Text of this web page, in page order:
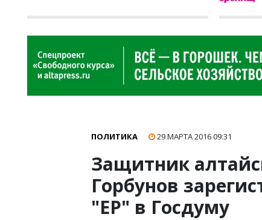
ПОЛИТИКА 29 МАРТА 201609:31
Защитник
Горбунов
"ЕР" в Госдуму